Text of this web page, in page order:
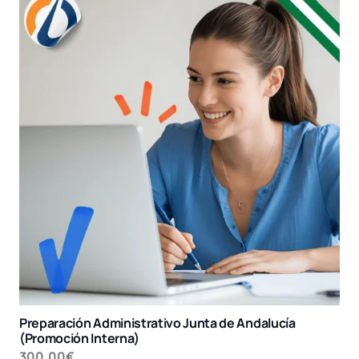
Preparación Administrativo Junta de Andalucía
(Promoción Interna)